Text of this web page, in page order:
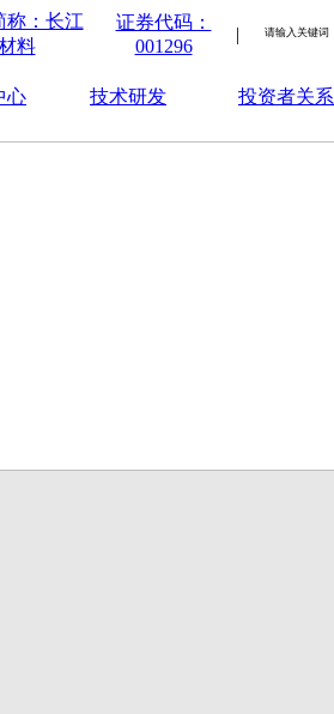
称：长江
料
证券代码：
001296
|
心 技术研发 投资者关系